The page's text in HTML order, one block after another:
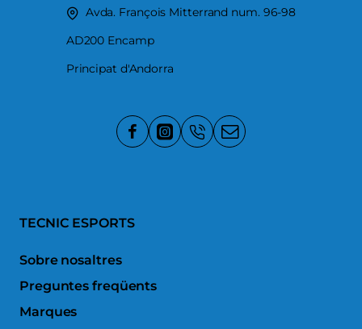
Avda. François Mitterrand num. 96-98
AD200 Encamp
Principat d'Andorra
TECNIC ESPORTS
Sobre nosaltres
Preguntes freqüents
Marques